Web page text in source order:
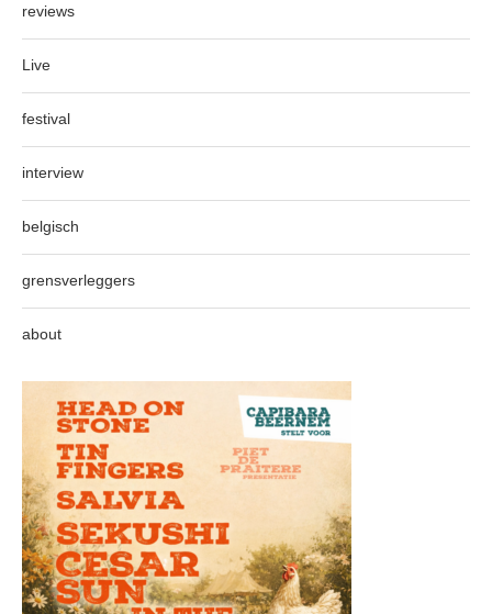
reviews
Live
festival
interview
belgisch
grensverleggers
about